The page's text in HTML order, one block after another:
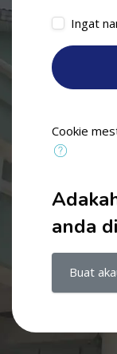
Ingat
Cookie
anda
Buat